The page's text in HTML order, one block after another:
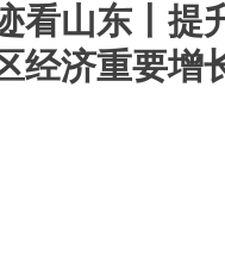
看山东丨提
经济重要增